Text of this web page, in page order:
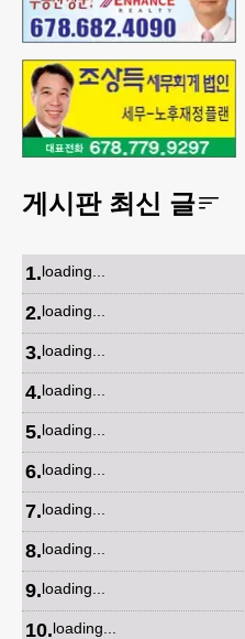
게시판 최신 글
1.loading...
2.loading...
3.loading...
4.loading...
5.loading...
6.loading...
7.loading...
8.loading...
9.loading...
10.loading...